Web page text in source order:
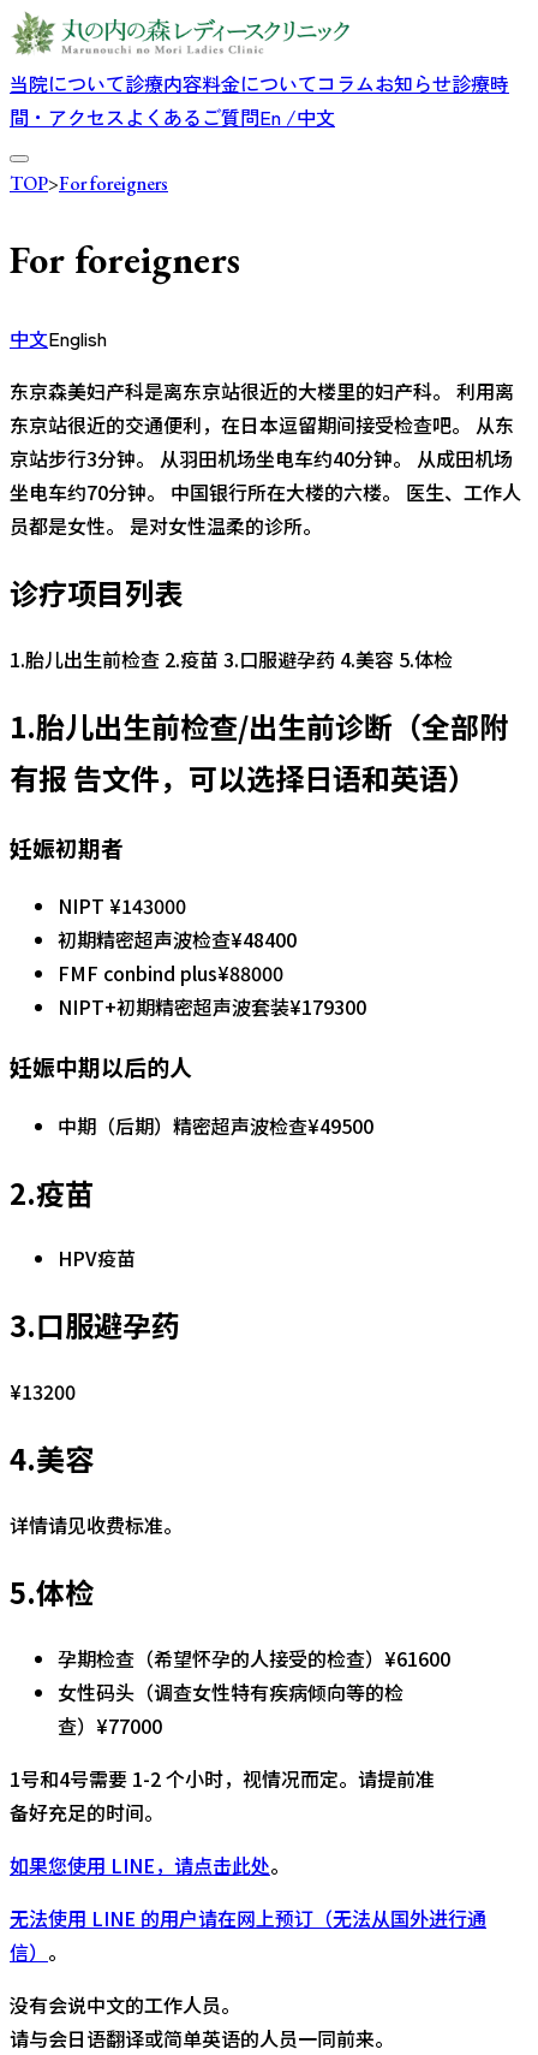
当院について診療内容料金についてコラムお知らせ診療時
間・アクセスよくあるご質問En /中文
TOP>For foreigners
For foreigners
中文English
东京森美妇产科是离东京站很近的大楼里的妇产科。 利用离
东京站很近的交通便利，在日本逗留期间接受检查吧。 从东
京站步行3分钟。 从羽田机场坐电车约40分钟。 从成田机场
坐电车约70分钟。 中国银行所在大楼的六楼。 医生、工作人
员都是女性。 是对女性温柔的诊所。
诊疗项目列表
1.胎儿出生前检查 2.疫苗 3.口服避孕药 4.美容 5.体检
1.胎儿出生前检查/出生前诊断（全部附
有报 告文件，可以选择日语和英语）
妊娠初期者
NIPT ¥143000
初期精密超声波检查¥48400
FMF conbind plus¥88000
NIPT+初期精密超声波套装¥179300
妊娠中期以后的人
中期（后期）精密超声波检查¥49500
2.疫苗
HPV疫苗
3.口服避孕药
¥13200
4.美容
详情请见收费标准。
5.体检
孕期检查（希望怀孕的人接受的检查）¥61600
女性码头（调查女性特有疾病倾向等的检
查）¥77000
1号和4号需要 1-2 个小时，视情况而定。请提前准
备好充足的时间。
如果您使用 LINE，请点击此处。
无法使用 LINE 的用户请在网上预订（无法从国外进行通
信） 。
没有会说中文的工作人员。
请与会日语翻译或简单英语的人员一同前来。